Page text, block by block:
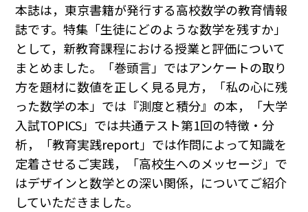
本誌は，東京書籍が発行する高校数学の教育情報
誌です。特集「生徒にどのような数学を残すか」
として，新教育課程における授業と評価について
まとめました。「巻頭言」ではアンケートの取り
方を題材に数値を正しく見る見方，「私の心に残
った数学の本」では『測度と積分』の本，「大学
入試TOPICS」では共通テスト第1回の特徴・分
析，「教育実践report」では作問によって知識を
定着させるご実践，「高校生へのメッセージ」で
はデザインと数学との深い関係，についてご紹介
していただきました。